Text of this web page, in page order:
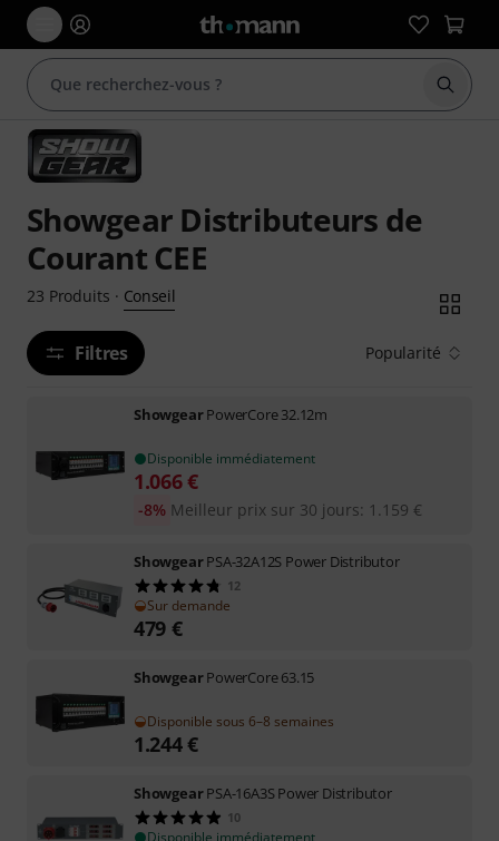
Showgear Distributeurs de
Courant CEE
23 Produits · Conseil
Filtres Popularité
ShowgearPowerCore 32.12m
Disponible immédiatement
1.066€
Meilleur prix sur 30 jours: 1.159 €
-8%
ShowgearPSA-32A12S Power Distributor
12
Sur demande
479 €
ShowgearPowerCore 63.15
Disponible sous 6–8 semaines
1.244€
ShowgearPSA-16A3S Power Distributor
10
Disponible immédiatement